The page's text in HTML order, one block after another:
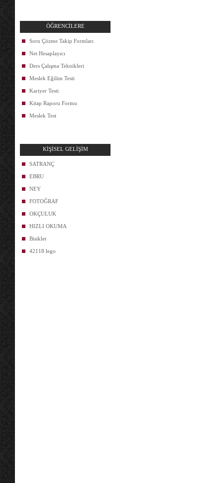
ÖĞRENCİLERE
Soru Çözme Takip Formları
Net Hesaplayıcı
Ders Çalışma Teknikleri
Meslek Eğilim Testi
Kariyer Testi
Kitap Raporu Formu
Meslek Test
KİŞİSEL GELİŞİM
SATRANÇ
EBRU
NEY
FOTOĞRAF
OKÇULUK
HIZLI OKUMA
Bisiklet
42118 lego